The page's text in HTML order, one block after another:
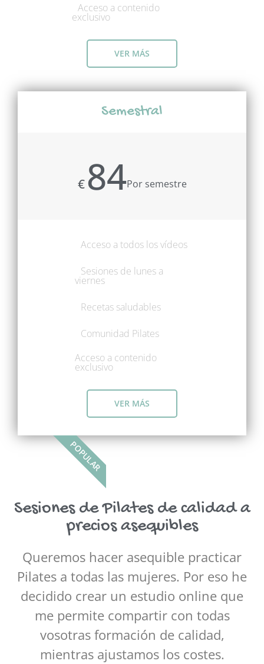
Acceso a contenido
exclusivo
VER MÁS
Semestral
€84Por semestre
Acceso a todos los vídeos
Sesiones de lunes a
viernes
Recetas saludables
Comunidad Pilates
Acceso a contenido
exclusivo
VER MÁS
POPULAR
Sesiones de Pilates de calidad a
precios asequibles
Queremos hacer asequible practicar
Pilates a todas las mujeres. Por eso he
decidido crear un estudio online que
me permite compartir con todas
vosotras formación de calidad,
mientras ajustamos los costes.
Inicia Sesión
Correo Electrónico